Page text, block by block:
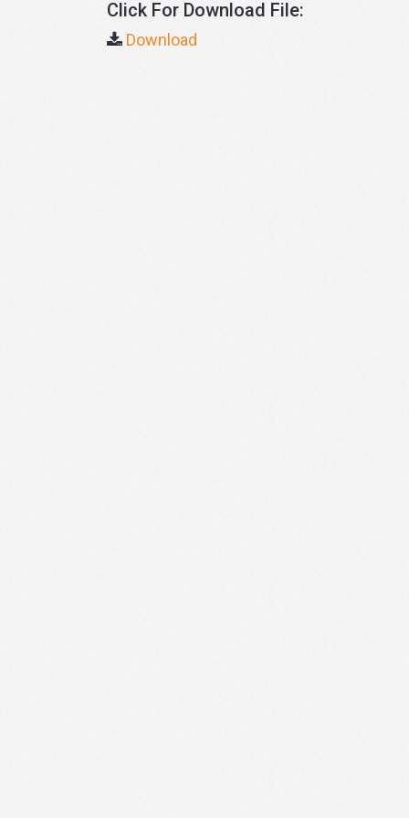
Click For Download File:
Download